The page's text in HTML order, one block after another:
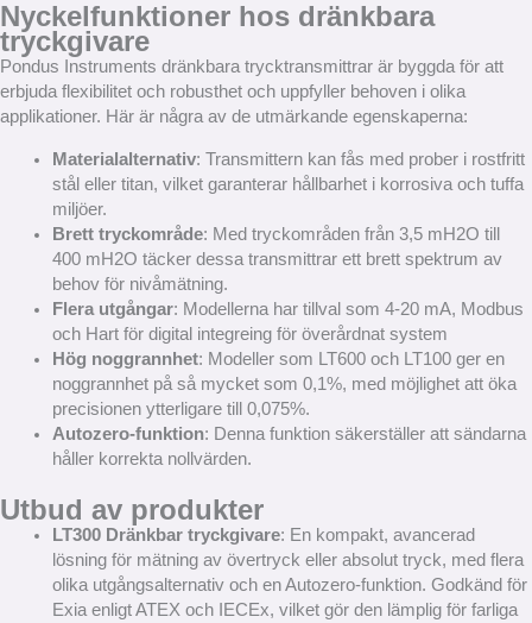
Nyckelfunktioner hos dränkbara
tryckgivare
Pondus Instruments dränkbara trycktransmittrar är byggda för att
erbjuda flexibilitet och robusthet och uppfyller behoven i olika
applikationer. Här är några av de utmärkande egenskaperna:
Materialalternativ: Transmittern kan fås med prober i rostfritt
stål eller titan, vilket garanterar hållbarhet i korrosiva och tuffa
miljöer.
Brett tryckområde: Med tryckområden från 3,5 mH2O till
400 mH2O täcker dessa transmittrar ett brett spektrum av
behov för nivåmätning.
Flera utgångar: Modellerna har tillval som 4-20 mA, Modbus
och Hart för digital integreing för överårdnat system
Hög noggrannhet: Modeller som LT600 och LT100 ger en
noggrannhet på så mycket som 0,1%, med möjlighet att öka
precisionen ytterligare till 0,075%.
Autozero-funktion: Denna funktion säkerställer att sändarna
håller korrekta nollvärden.
Utbud av produkter
LT300 Dränkbar tryckgivare: En kompakt, avancerad
lösning för mätning av övertryck eller absolut tryck, med flera
olika utgångsalternativ och en Autozero-funktion. Godkänd för
Exia enligt ATEX och IECEx, vilket gör den lämplig för farliga